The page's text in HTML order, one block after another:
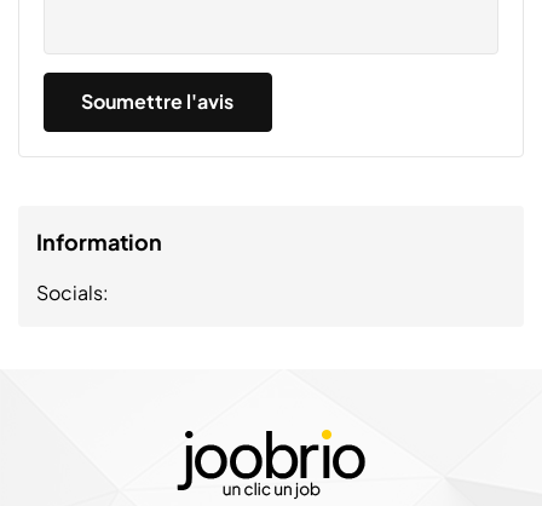
Information
Socials: